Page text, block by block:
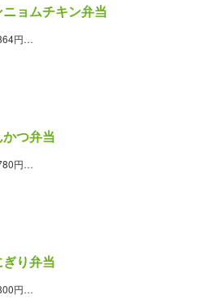
ニョムチキン弁当
円…
かつ弁当
円…
り弁当
円…